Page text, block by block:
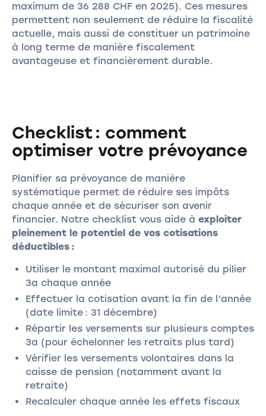
maximum de 36 288 CHF en 2025). Ces mesures
permettent non seulement de réduire la fiscalité
actuelle, mais aussi de constituer un patrimoine
à long terme de manière fiscalement
avantageuse et financièrement durable.
Checklist : comment
optimiser votre prévoyance
Planifier sa prévoyance de manière
systématique permet de réduire ses impôts
chaque année et de sécuriser son avenir
financier. Notre checklist vous aide à exploiter
pleinement le potentiel de vos cotisations
déductibles :
Utiliser le montant maximal autorisé du pilier
3a chaque année
Effectuer la cotisation avant la fin de l’année
(date limite : 31 décembre)
Répartir les versements sur plusieurs comptes
3a (pour échelonner les retraits plus tard)
Vérifier les versements volontaires dans la
caisse de pension (notamment avant la
retraite)
Recalculer chaque année les effets fiscaux